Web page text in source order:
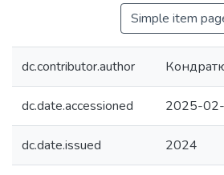
Simple item
dc.contributor.author
dc.date.accessioned 2025-
dc.date.issued 2024